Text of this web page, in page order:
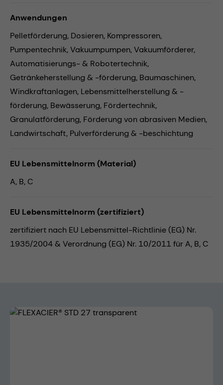
Anwendungen
Pelletförderung, Dosieren, Kompressoren,
Pumpentechnik,Vakuumpumpen,Vakuumförderer,
Automatisierungs- & Robotertechnik,
Getränkeherstellung & -förderung, Baumaschinen,
Windkraftanlagen, Lebensmittelherstellung & -
förderung, Bewässerung, Fördertechnik,
Granulatförderung, Förderung von abrasiven Medien,
Landwirtschaft, Pulverförderung & -beschichtung
EU Lebensmittelnorm (Material)
A, B, C
EU Lebensmittelnorm (zertifiziert)
zertifiziert nach EU Lebensmittel-Richtlinie (EG) Nr.
1935/2004 & Verordnung (EG) Nr. 10/2011 für A, B, C
Bildergalerie überspringen